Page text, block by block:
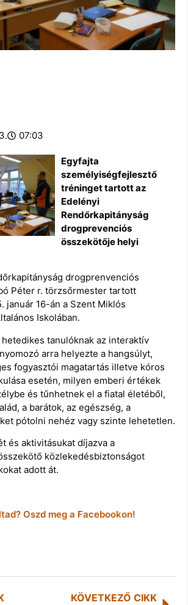
07:03
Egyfajta
személyiségfejlesztő
tréninget tartott az
Edelényi
Rendőrkapitányság
drogprevenciós
összekötője helyi
drogprenvenciós
Péter r. törzsőrmester tartott
január 16-án a Szent Miklós
Iskolában.
tanulóknak az interaktív
arra helyezte a hangsúlyt,
fogyasztói magatartás illetve kóros
esetén, milyen emberi értékek
és tűnhetnek el a fiatal életéből,
a barátok, az egészség, a
pótolni nehéz vagy szinte lehetetlen.
és aktivitásukat díjazva a
közlekedésbiztonságot
adott át.
Oszd meg a Facebookon!
KÖVETKEZŐ CIKK